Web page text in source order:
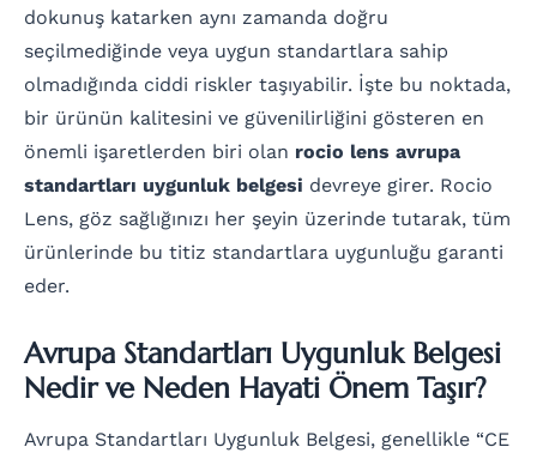
dokunuş katarken aynı zamanda doğru
seçilmediğinde veya uygun standartlara sahip
olmadığında ciddi riskler taşıyabilir. İşte bu noktada,
bir ürünün kalitesini ve güvenilirliğini gösteren en
önemli işaretlerden biri olan rocio lens avrupa
standartları uygunluk belgesi devreye girer. Rocio
Lens, göz sağlığınızı her şeyin üzerinde tutarak, tüm
ürünlerinde bu titiz standartlara uygunluğu garanti
eder.
Avrupa Standartları Uygunluk Belgesi
Nedir ve Neden Hayati Önem Taşır?
Avrupa Standartları Uygunluk Belgesi, genellikle “CE